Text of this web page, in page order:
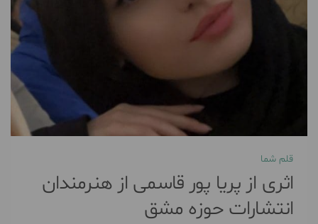
قلم شما
اثری از پریا پور قاسمی از هنرمندان
انتشارات حوزه مشق